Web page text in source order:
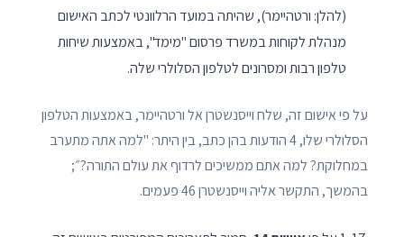
(להלן: ורטהיימר), שהיתה במועד הרלוונטי לכתב האישום
מנהלת לקוחות במשרד פרסום "מימד", באמצעות שיחות
טלפון רבות ומסרונים לטלפון הסלולרי שלה.
על פי אישום זה, שלח וייסנשטרן אל ורטהיימר, באמצעות הטלפון
הסלולרי שלו, 4 הודעות בהן כתב, בין היתר: "למה אתה מתערב
במחלוקת? למה אתם ממשיכים לרדוף את עולם התורה?״;
בהמשך, התקשר אליה וייסנשטרן 46 פעמים.